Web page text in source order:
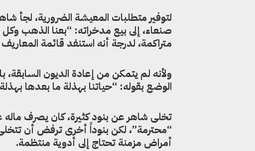
لتوفير متطلبات المعيشة الضرورية، لجأ
صنعاء، إلى بيع مدخراته: “بعنا الذهب
متراكمة، لدرجة أنه استنفد قائمة
ولأنه لم يتمكن من إعادة الديون
الوضع بقوله: “حياتنا بهذلة ما بعدها
تخلى شاهر عن بنود كثيرة، كان يصرف ماله
“محترمة”، لكن بنوداً أخرى ترفض أن
أمراض مزمنة تحتاج إلى أدوية منتظمة.